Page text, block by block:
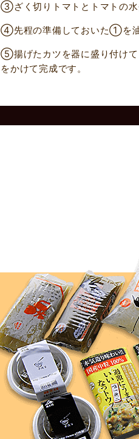
③ざく切りトマトとトマトの水
④先程の準備しておいた①を油
⑤揚げたカツを器に盛り付けて
をかけて完成です。